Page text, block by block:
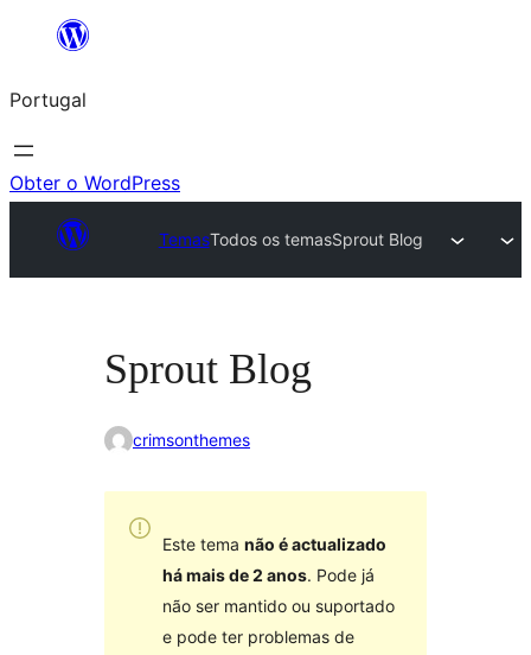
Saltar
o
conteúdo
Portugal
Obter o WordPress
TemasTodos os temasSprout Blog
Sprout Blog
crimsonthemes
Este tema não é actualizado
há mais de 2 anos. Pode já
não ser mantido ou suportado
e pode ter problemas de